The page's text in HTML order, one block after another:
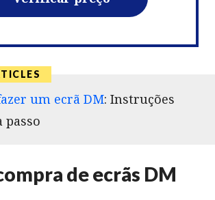
um ecrã DM: Instruções
passo
de ecrãs DM